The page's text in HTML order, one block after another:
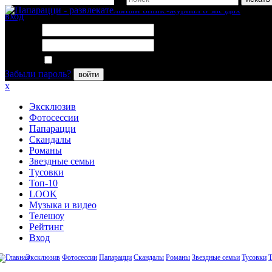
вход
Забыли пароль?
войти
x
Эксклюзив
Фотосессии
Папарацци
Скандалы
Романы
Звездные семьи
Тусовки
Топ-10
LOOK
Музыка и видео
Телешоу
Рейтинг
Вход
Эксклюзив Фотосессии Папарацци Скандалы Романы Звездные семьи Тусовки